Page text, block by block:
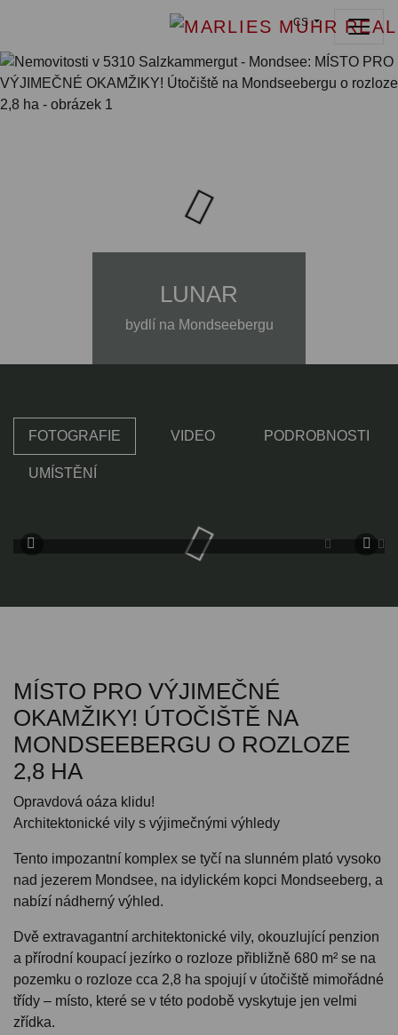
CS
LUNAR
bydlí na Mondseebergu
FOTOGRAFIE VIDEO PODROBNOSTI
UMÍSTĚNÍ
MÍSTO PRO VÝJIMEČNÉ
OKAMŽIKY! ÚTOČIŠTĚ NA
MONDSEEBERGU O ROZLOZE
2,8 HA
Opravdová oáza klidu!
Architektonické vily s výjimečnými výhledy
Tento impozantní komplex se tyčí na slunném plató vysoko
nad jezerem Mondsee, na idylickém kopci Mondseeberg, a
nabízí nádherný výhled.
Dvě extravagantní architektonické vily, okouzlující penzion
a přírodní koupací jezírko o rozloze přibližně 680 m² se na
pozemku o rozloze cca 2,8 ha spojují v útočiště mimořádné
třídy – místo, které se v této podobě vyskytuje jen velmi
zřídka.